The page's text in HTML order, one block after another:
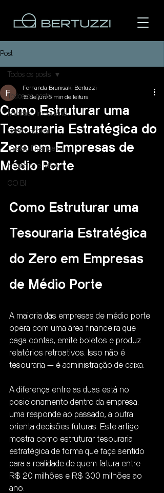
Área do cliente
Post
Todos os posts
Mercado Imobiliário
Controladoria
Gestão Financeira
Negócios e M&A
GO BI
Todos os posts
Como Estruturar uma
Tesouraria Estratégica do
Zero em Empresas de
Médio Porte
Fernanda Brunisaki Bertuzzi
15 de jun. 5 min de leitura
Como Estruturar uma
Tesouraria Estratégica
do Zero em Empresas
de Médio Porte
A maioria das empresas de médio porte
opera com uma área financeira que
paga contas, emite boletos e produz
relatórios retroativos. Isso não é
tesouraria — é administração de caixa.
A diferença entre as duas está no
posicionamento dentro da empresa:
uma responde ao passado, a outra
orienta decisões futuras. Este artigo
mostra como estruturar tesouraria
estratégica de forma que faça sentido
para a realidade de quem fatura entre
R$ 20 milhões e R$ 300 milhões ao
ano.